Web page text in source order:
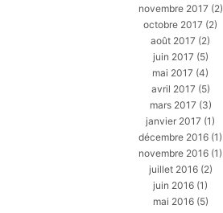
novembre 2017 (2)
octobre 2017 (2)
août 2017 (2)
juin 2017 (5)
mai 2017 (4)
avril 2017 (5)
mars 2017 (3)
janvier 2017 (1)
décembre 2016 (1)
novembre 2016 (1)
juillet 2016(2)
juin 2016 (1)
mai 2016(5)